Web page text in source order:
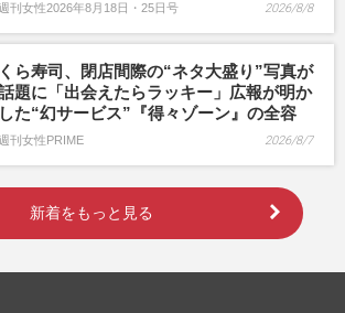
刊女性2026年8月18日・25日号 2026/8/8
くら寿司、閉店間際の“ネタ大盛り”写真が
題に「出会えたらラッキー」広報が明か
した“幻サービス”『得々ゾーン』の全容
刊女性PRIME 2026/8/7
新着をもっと見る